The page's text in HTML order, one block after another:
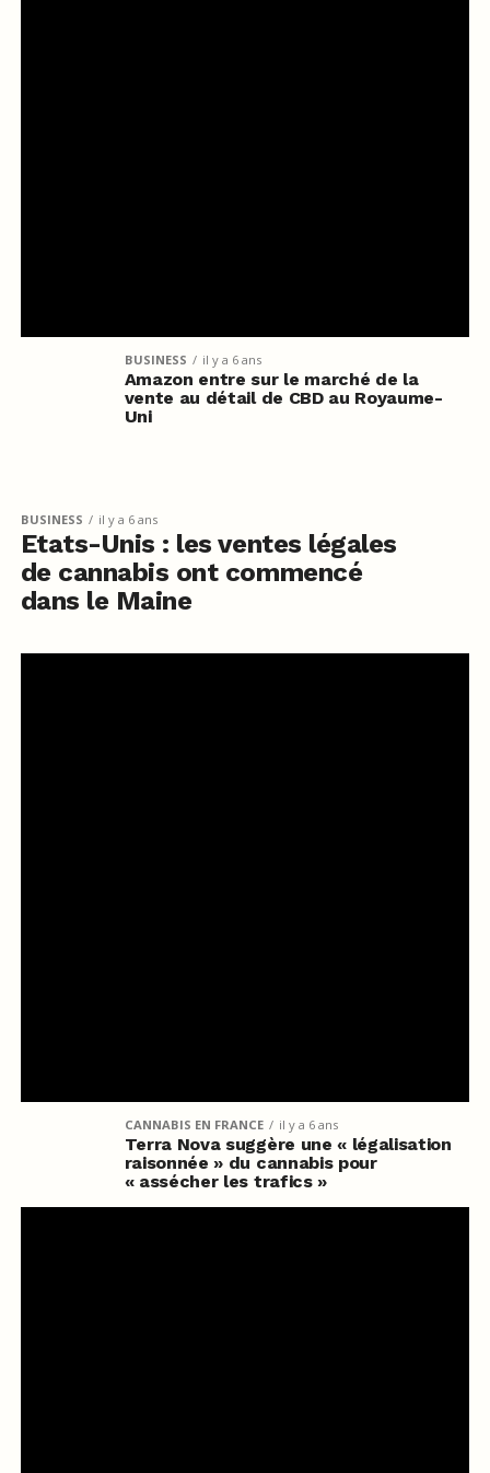
BUSINESS il y a 6 ans
Amazon entre sur le marché de la
vente au détail de CBD au Royaume-
Uni
BUSINESS il y a 6 ans
Etats-Unis : les ventes légales
de cannabis ont commencé
dans le Maine
CANNABIS EN FRANCE il y a 6 ans
Terra Nova suggère une « légalisation
raisonnée » du cannabis pour
« assécher les trafics »